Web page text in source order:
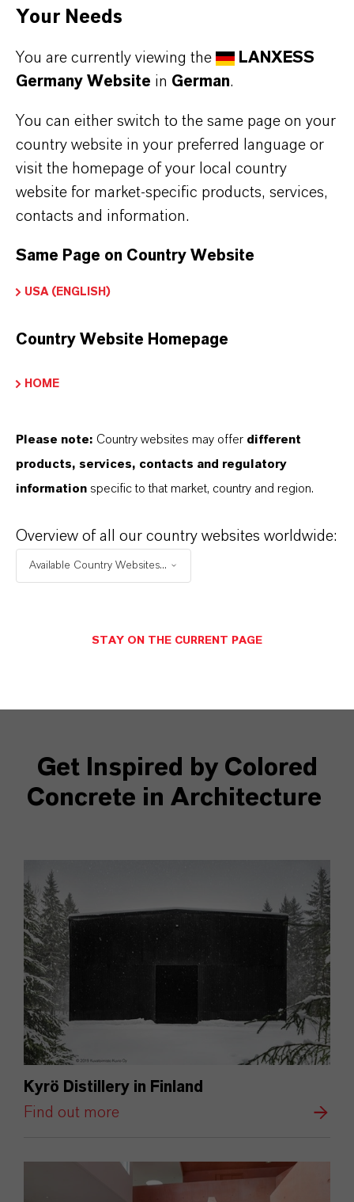
ausgehärteten Zustand den gewünschten
und Mischung der Farbpigmente, sondern auch
von der Betonformulierung ab. Die Art des
den Farbton und umgekehrt. Dieser Prozess
erfordert Know-how über die Interaktion
zwischen Betontechnologie und
Farbpigmenten. LANXESS bietet Architekten
3D-Druck fachkundige technische Beratung,
Farbe im 3D Druck bleibt.
Lanxess AG
Get Inspired by Colored
Concrete in Architecture
Kyrö Distillery in Finland
Find out more
Your Needs
You are currently viewing the
LANXESS
Germany Website in German.
You can either switch to the same page on your
country website in your preferred language or
visit the homepage of your local country
website for market-specific products, services,
contacts and information.
Same Page on Country Website
USA (ENGLISH)
Country Website Homepage
HOME
Please note: Country websites may offer different
products, services, contacts and regulatory
information specific to that market, country and region.
Overview of all our country websites worldwide:
Available Country Websites...
STAY ON THE CURRENT PAGE